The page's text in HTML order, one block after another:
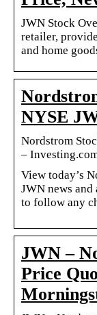
JWN Stock
retailer,
and home
NYSE
Nordstrom
–
View today’s
JWN news
to follow any
JWN –
Price